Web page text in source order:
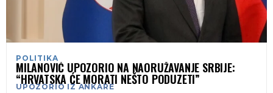
POLITIKA
MILANOVIĆ UPOZORIO NA NAORUŽAVANJE SRBIJE:
“HRVATSKA ĆE MORATI NEŠTO PODUZETI”
UPOZORIO IZ ANKARE